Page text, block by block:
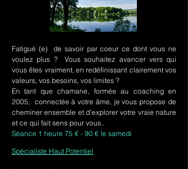
Fatigué (e) de savoir par coeur ce dont vous ne
voulez plus ? Vous souhaitez avancer vers qui
vous êtes vraiment, en redéfinissant clairement vos
valeurs, vos besoins, vos limites ?
En tant que chamane, formée au coaching en
2005, connectée à votre âme, je vous propose de
cheminer ensemble et d'explorer votre vraie nature
et ce qui fait sens pour vous..
Séance 1 heure 75 € - 90 € le samedi
Spécialiste Haut Potentiel